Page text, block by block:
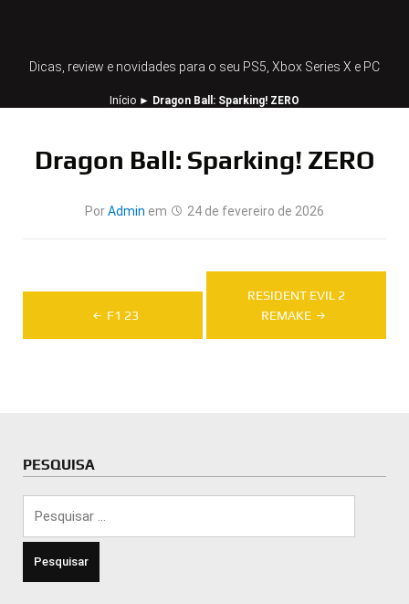
Dicas, review e novidades para o seu PS5, Xbox Series X e PC
Início ► Dragon Ball: Sparking! ZERO
Dragon Ball: Sparking! ZERO
PorAdmin em 24 de fevereiro de 2026
Navegação
F1 23
RESIDENT EVIL 2
REMAKE
PESQUISA